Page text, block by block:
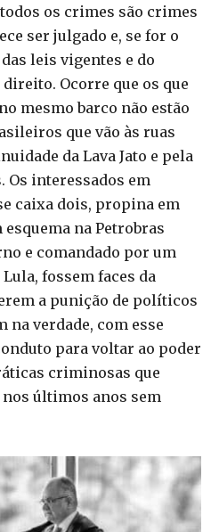
os crimes são crimes
ser julgado e, se for o
leis vigentes e do
Ocorre que os que
mesmo barco não estão
que vão às ruas
da Lava Jato e pela
Os interessados em
caixa dois, propina em
na Petrobras
e comandado por um
fossem faces da
a punição de políticos
na verdade, com esse
para voltar ao poder
criminosas que
últimos anos sem